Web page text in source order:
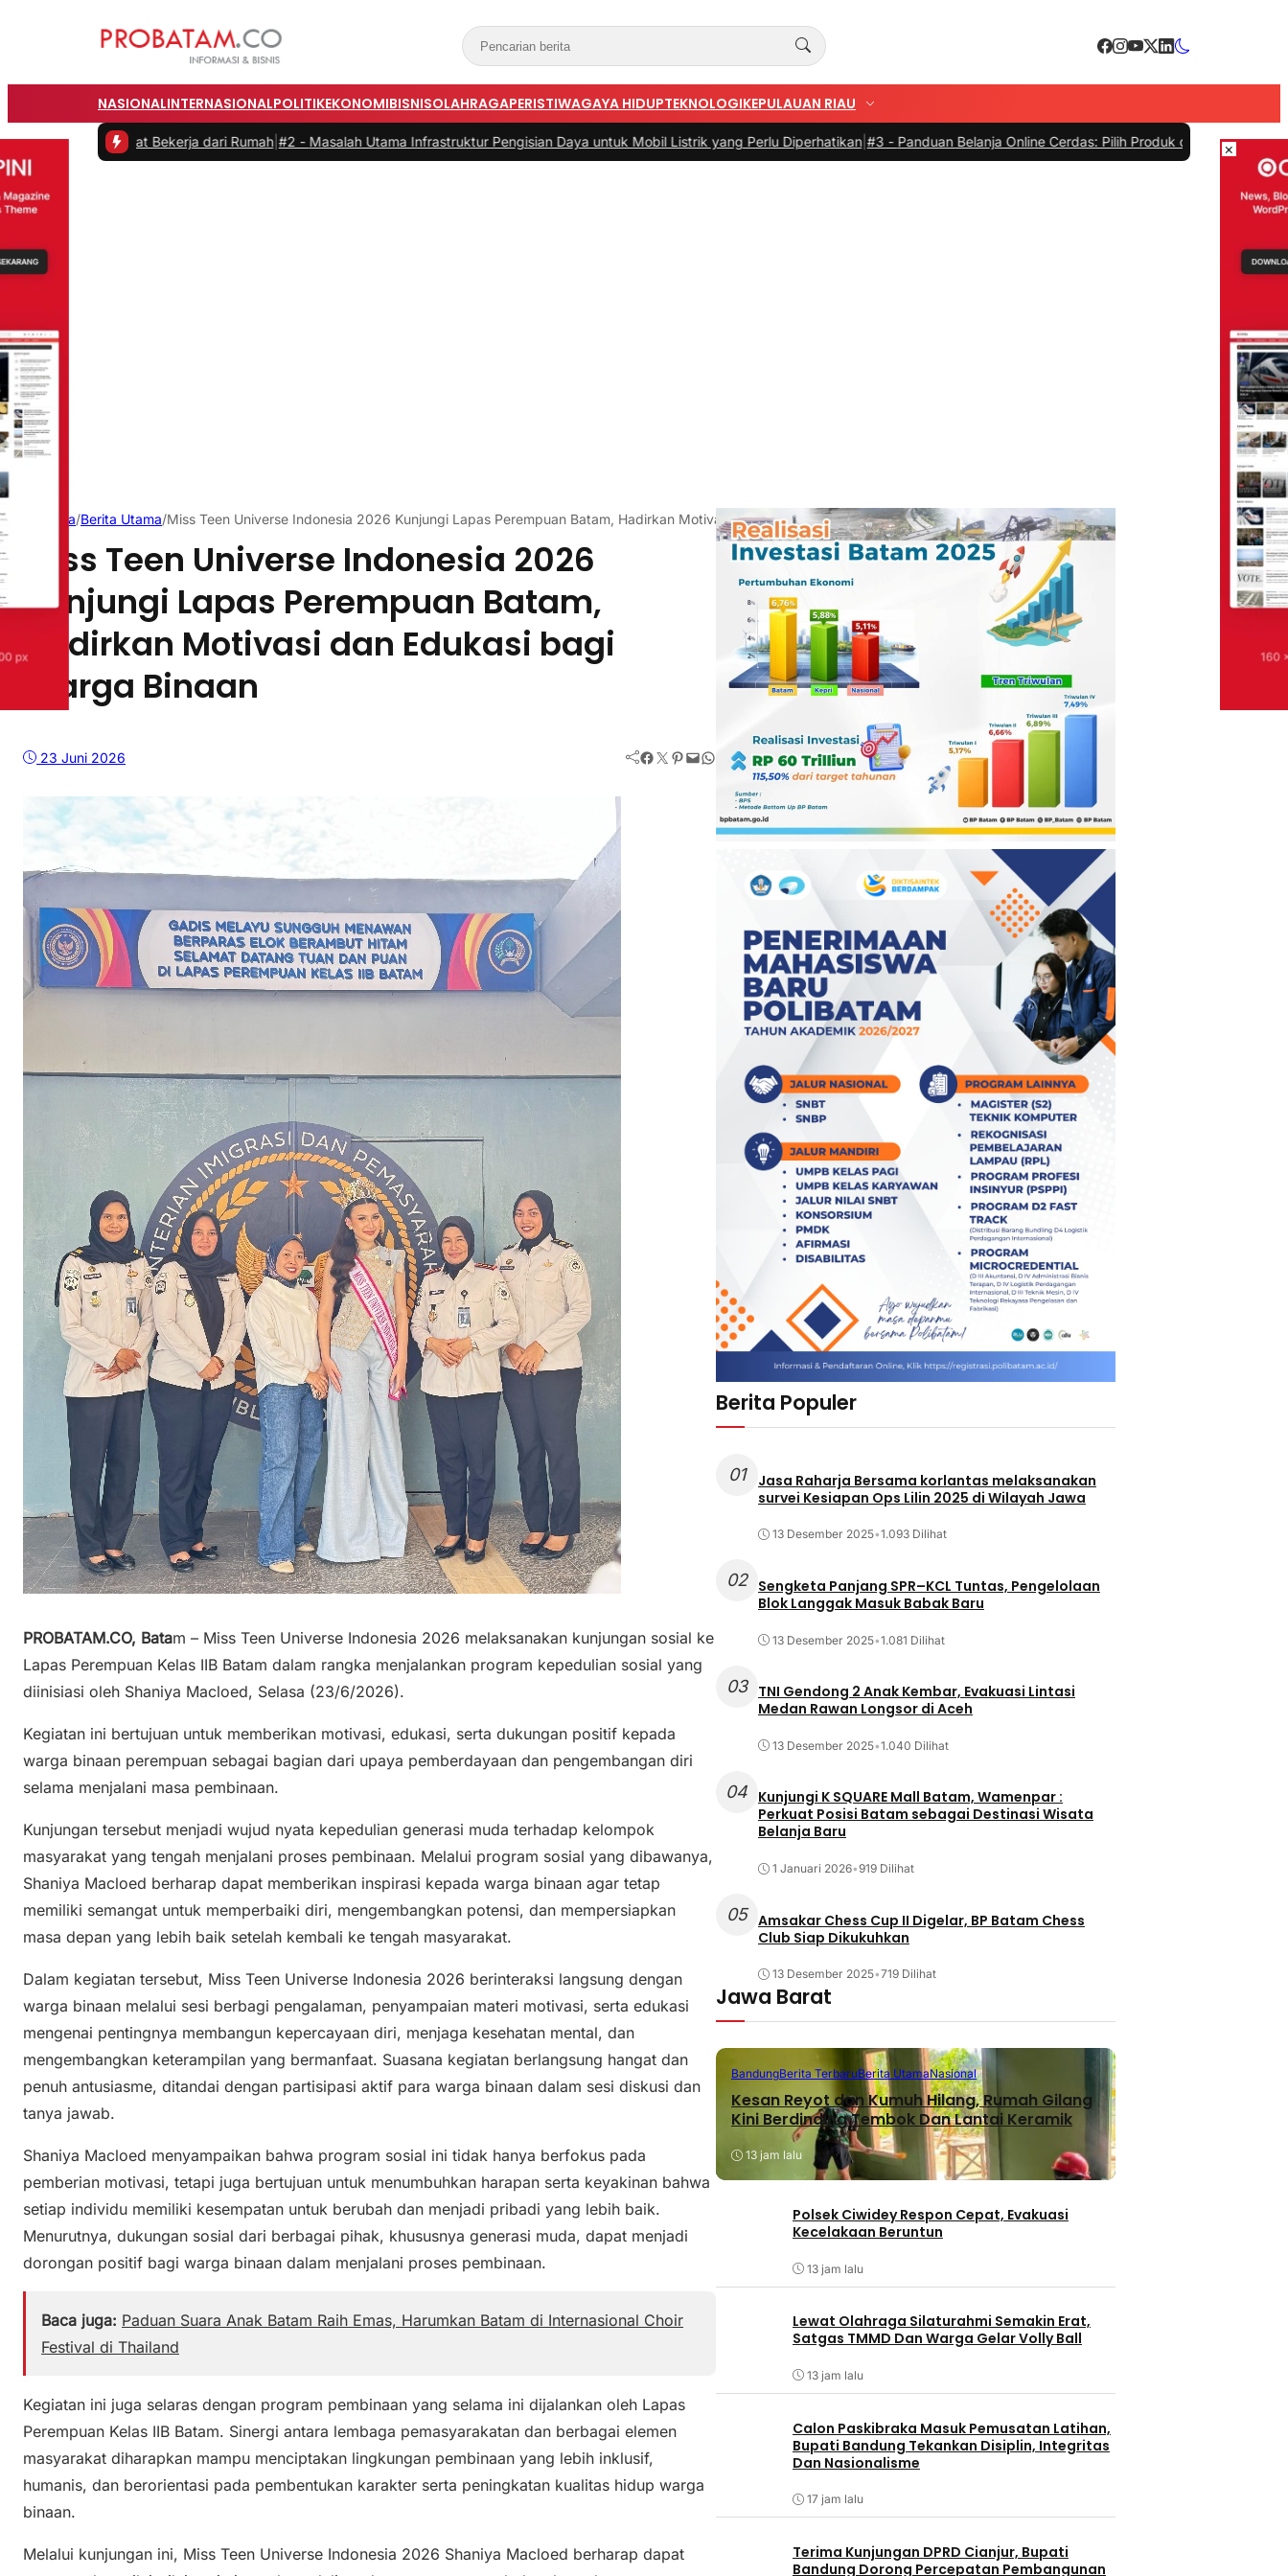
NASIONALINTERNASIONALPOLITIKEKONOMIBISNISOLAHRAGAPERISTIWAGAYA HIDUPTEKNOLOGIKEPULAUAN RIAU
Bekerja dari Rumah|#2 -Masalah Utama Infrastruktur Pengisian Daya untuk Mobil Listrik yang Perlu Diperhatikan |#3 - Panduan Belanja Online Cerdas: Pilih Produk dengan Bijak dan Hindari Penipuan|
Beranda/Berita Utama/Miss Teen Universe Indonesia 2026 Kunjungi Lapas Perempuan Batam, Hadirkan Motivasi dan Edukasi bagi Warga Binaan
Miss Teen Universe Indonesia 2026
Kunjungi Lapas Perempuan Batam,
Hadirkan Motivasi dan Edukasi bagi
Warga Binaan
23 Juni 2026 Facebook Twitter Pinterest Mail WhatsApp
PROBATAM.CO, Batam – Miss Teen Universe Indonesia 2026 melaksanakan kunjungan sosial ke
Lapas Perempuan Kelas IIB Batam dalam rangka menjalankan program kepedulian sosial yang
diinisiasi oleh Shaniya Macloed, Selasa (23/6/2026).
Kegiatan ini bertujuan untuk memberikan motivasi, edukasi, serta dukungan positif kepada
warga binaan perempuan sebagai bagian dari upaya pemberdayaan dan pengembangan diri
selama menjalani masa pembinaan.
Kunjungan tersebut menjadi wujud nyata kepedulian generasi muda terhadap kelompok
masyarakat yang tengah menjalani proses pembinaan. Melalui program sosial yang dibawanya,
Shaniya Macloed berharap dapat memberikan inspirasi kepada warga binaan agar tetap
memiliki semangat untuk memperbaiki diri, mengembangkan potensi, dan mempersiapkan
masa depan yang lebih baik setelah kembali ke tengah masyarakat.
Dalam kegiatan tersebut, Miss Teen Universe Indonesia 2026 berinteraksi langsung dengan
warga binaan melalui sesi berbagi pengalaman, penyampaian materi motivasi, serta edukasi
mengenai pentingnya membangun kepercayaan diri, menjaga kesehatan mental, dan
mengembangkan keterampilan yang bermanfaat. Suasana kegiatan berlangsung hangat dan
penuh antusiasme, ditandai dengan partisipasi aktif para warga binaan dalam sesi diskusi dan
tanya jawab.
Shaniya Macloed menyampaikan bahwa program sosial ini tidak hanya berfokus pada
pemberian motivasi, tetapi juga bertujuan untuk menumbuhkan harapan serta keyakinan bahwa
setiap individu memiliki kesempatan untuk berubah dan menjadi pribadi yang lebih baik.
Menurutnya, dukungan sosial dari berbagai pihak, khususnya generasi muda, dapat menjadi
dorongan positif bagi warga binaan dalam menjalani proses pembinaan.
Baca juga: Paduan Suara Anak Batam Raih Emas, Harumkan Batam di Internasional Choir
Festival di Thailand
Kegiatan ini juga selaras dengan program pembinaan yang selama ini dijalankan oleh Lapas
Perempuan Kelas IIB Batam. Sinergi antara lembaga pemasyarakatan dan berbagai elemen
masyarakat diharapkan mampu menciptakan lingkungan pembinaan yang lebih inklusif,
humanis, dan berorientasi pada pembentukan karakter serta peningkatan kualitas hidup warga
binaan.
Melalui kunjungan ini, Miss Teen Universe Indonesia 2026 Shaniya Macloed berharap dapat
Berita Populer
01
Jasa Raharja Bersama korlantas melaksanakan
survei Kesiapan Ops Lilin 2025 di Wilayah Jawa
13 Desember 2025•1.093 Dilihat
02
Sengketa Panjang SPR–KCL Tuntas, Pengelolaan
Blok Langgak Masuk Babak Baru
13 Desember 2025•1.081 Dilihat
03
TNI Gendong 2 Anak Kembar, Evakuasi Lintasi
Medan Rawan Longsor di Aceh
13 Desember 2025•1.040 Dilihat
04 Kunjungi K SQUARE Mall Batam, Wamenpar :
Perkuat Posisi Batam sebagai Destinasi Wisata
Belanja Baru
1 Januari 2026•919 Dilihat
05 Amsakar Chess Cup II Digelar, BP Batam Chess
Club Siap Dikukuhkan
13 Desember 2025•719 Dilihat
Jawa Barat
BandungBerita TerbaruBerita UtamaNasional
Kesan Reyot dan Kumuh Hilang, Rumah Gilang
Kini Berdinding Tembok Dan Lantai Keramik
13 jam lalu
Polsek Ciwidey Respon Cepat, Evakuasi
Kecelakaan Beruntun
13 jam lalu
Lewat Olahraga Silaturahmi Semakin Erat,
Satgas TMMD Dan Warga Gelar Volly Ball
13 jam lalu
Calon Paskibraka Masuk Pemusatan Latihan,
Bupati Bandung Tekankan Disiplin, Integritas
Dan Nasionalisme
17 jam lalu
Terima Kunjungan DPRD Cianjur, Bupati
Bandung Dorong Percepatan Pembangunan
×